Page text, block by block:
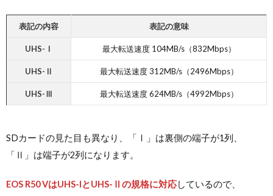
表記の内容 表記の意味
UHS-Ⅰ 最大転送速度 104MB/s（832Mbps）
UHS-Ⅱ 最大転送速度 312MB/s（2496Mbps）
UHS-Ⅲ 最大転送速度 624MB/s（4992Mbps）
SDカードの見た目も異なり、「Ⅰ」は裏側の端子が1列、
「Ⅱ」は端子が2列になります。
EOS R50 VはUHS-IとUHS-Ⅱ の規格に対応しているので、